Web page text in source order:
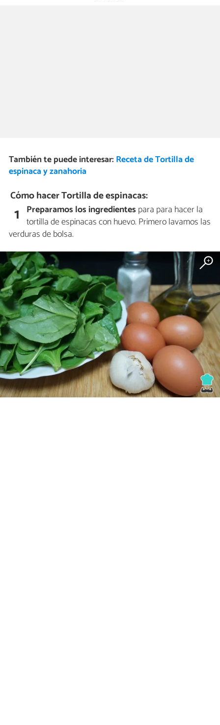
También te puede interesar: Receta de Tortilla de
espinaca y zanahoria
Cómo hacer Tortilla de espinacas:
1 Preparamos los ingredientes para para hacer la
tortilla de espinacas con huevo. Primero lavamos las
verduras de bolsa.